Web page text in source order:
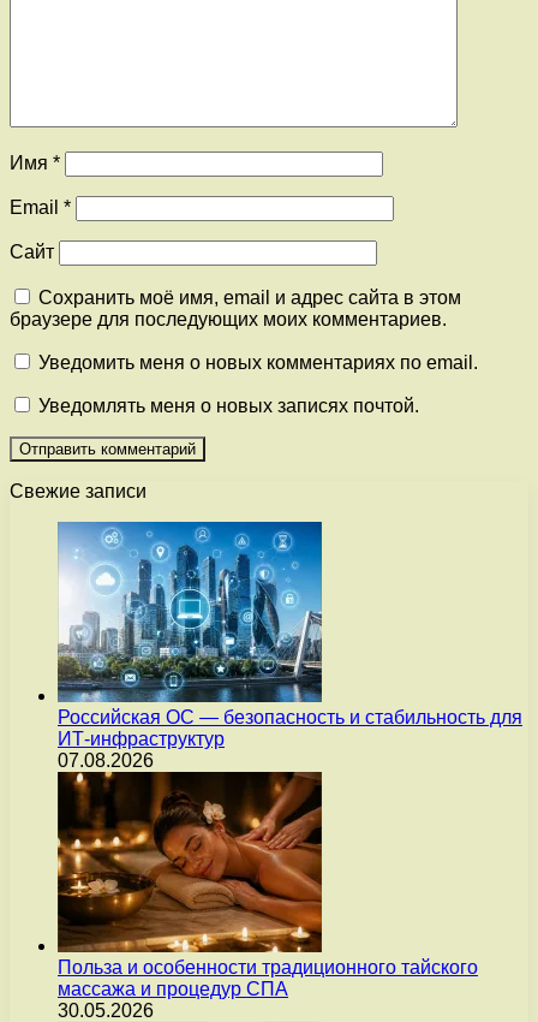
Имя *
Email *
Сайт
Сохранить моё имя, email и адрес сайта в этом
браузере для последующих моих комментариев.
Уведомить меня о новых комментариях по email.
Уведомлять меня о новых записях почтой.
Свежие записи
Российская ОС — безопасность и стабильность для
ИТ-инфраструктур
07.08.2026
Польза и особенности традиционного тайского
массажа и процедур СПА
30.05.2026